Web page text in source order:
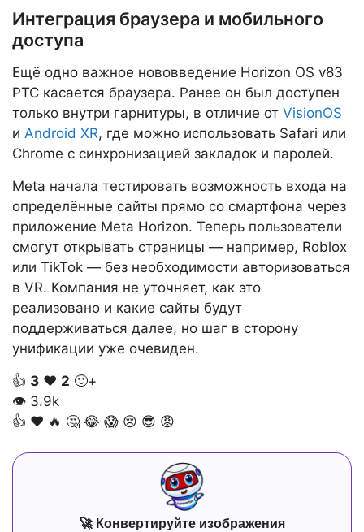
Интеграция браузера и мобильного
доступа
Ещё одно важное нововведение Horizon OS v83
PTC касается браузера. Ранее он был доступен
только внутри гарнитуры, в отличие от VisionOS
и Android XR, где можно использовать Safari или
Chrome с синхронизацией закладок и паролей.
Meta начала тестировать возможность входа на
определённые сайты прямо со смартфона через
приложение Meta Horizon. Теперь пользователи
смогут открывать страницы — например, Roblox
или TikTok — без необходимости авторизоваться
в VR. Компания не уточняет, как это
реализовано и какие сайты будут
поддерживаться далее, но шаг в сторону
унификации уже очевиден.
👍 3 ❤️ 2 🙂+
👁 3.9k
👍 ❤️ 🔥 🤔 😂 😱 😢 😎 😡
🚀 Конвертируйте изображения